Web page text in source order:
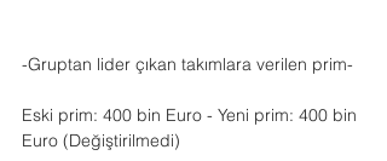
-Gruptan lider çıkan takımlara verilen prim-
Eski prim: 400 bin Euro - Yeni prim: 400 bin
Euro (Değiştirilmedi)